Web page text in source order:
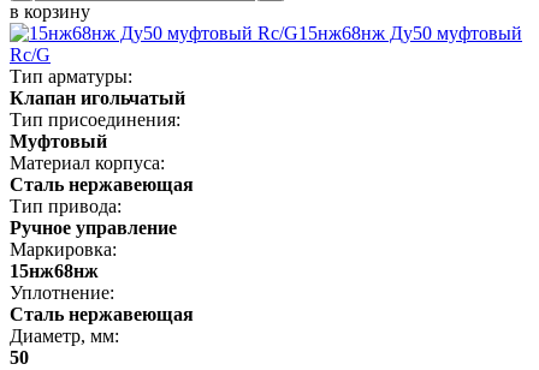
в корзину
15нж68нж Ду50 муфтовый
Rc/G
Тип арматуры:
Клапан игольчатый
Тип присоединения:
Муфтовый
Материал корпуса:
Сталь нержавеющая
Тип привода:
Ручное управление
Маркировка:
15нж68нж
Уплотнение:
Сталь нержавеющая
Диаметр, мм:
50